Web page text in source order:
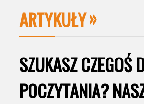
ARTYKUŁY
SZUKASZ CZEGOŚ
POCZYTANIA?